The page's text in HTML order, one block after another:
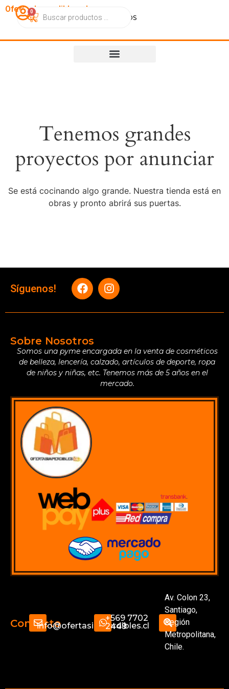
OfertasImperdibles.cl
CatálogoContactoNosotros
0
Tenemos grandes
proyectos por anunciar
Se está cocinando algo grande. Nuestra tienda está en
obras y pronto abrirá sus puertas.
Síguenos!
Sobre Nosotros
Somos una pyme encargada en la venta de cosméticos
de belleza, lencería, calzado, artículos de deporte, ropa
de niños y niñas, etc. Tenemos más de 5 años en el
mercado.
Contactoinfo@ofertasimperdibles.cl
+569 7702
2449
Av. Colon 23,
Santiago,
Región
Metropolitana,
Chile.